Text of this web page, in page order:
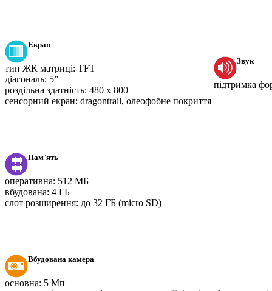
Екран
тип ЖК матриці: TFT
діагональ: 5”
роздільна здатність: 480 х 800
сенсорний екран: dragontrail, олеофобне покриття
Звук
підтримка
Пам`ять
оперативна: 512 МБ
вбудована: 4 ГБ
слот розширення: до 32 ГБ (micro SD)
Вбудована камера
основна: 5 Мп